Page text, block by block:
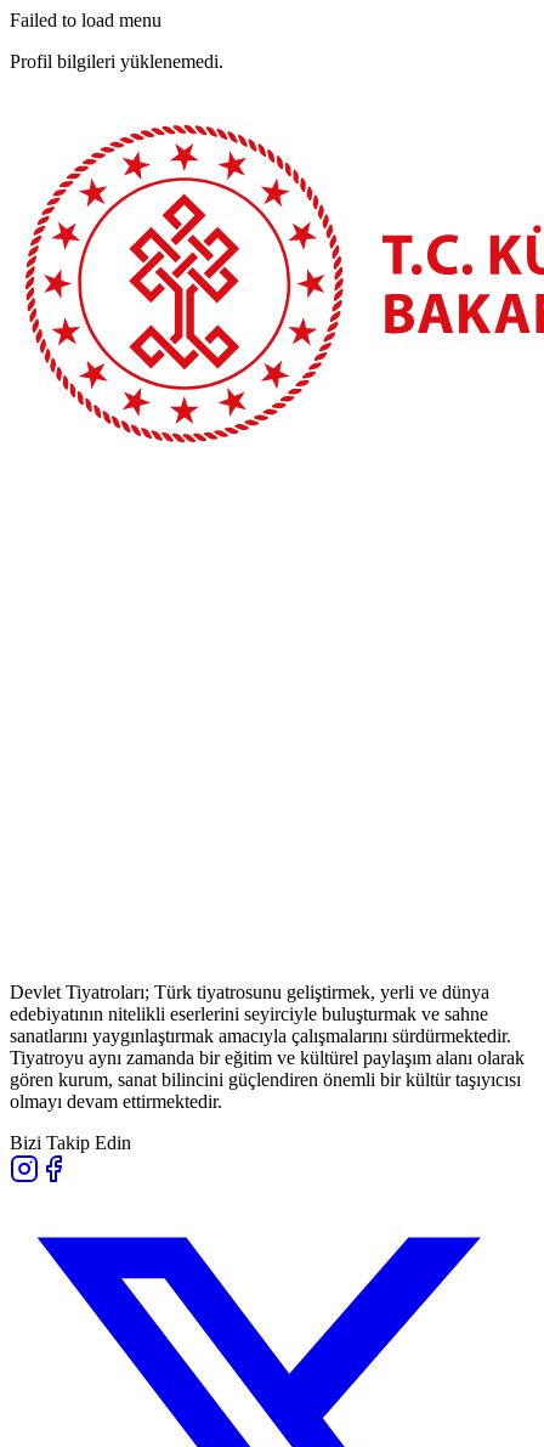
Failed to load menu
Profil bilgileri yüklenemedi.
Devlet Tiyatroları; Türk tiyatrosunu geliştirmek, yerli ve dünya
edebiyatının nitelikli eserlerini seyirciyle buluşturmak ve sahne
sanatlarını yaygınlaştırmak amacıyla çalışmalarını sürdürmektedir.
Tiyatroyu aynı zamanda bir eğitim ve kültürel paylaşım alanı olarak
gören kurum, sanat bilincini güçlendiren önemli bir kültür taşıyıcısı
olmayı devam ettirmektedir.
Bizi Takip Edin